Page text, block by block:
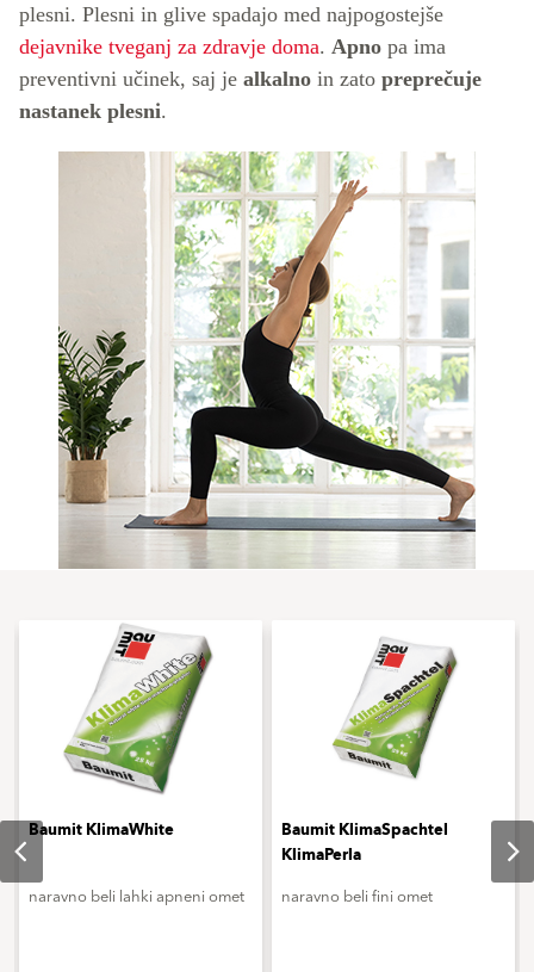
plesni. Plesni in glive spadajo med najpogostejše
dejavnike tveganj za zdravje doma. Apno pa ima
preventivni učinek, saj je alkalno in zato preprečuje
nastanek plesni.
Baumit KlimaWhite
naravno beli lahki apneni omet
Baumit KlimaSpachtel
KlimaPerla
naravno beli fini omet